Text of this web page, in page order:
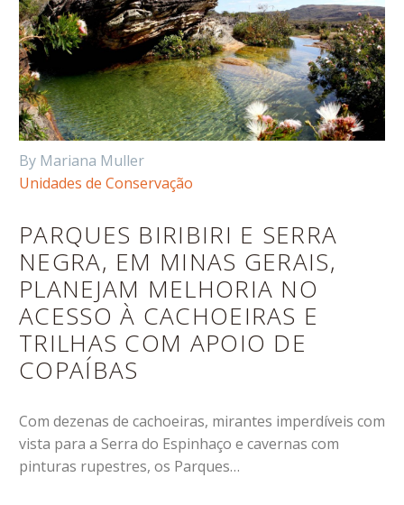
By Mariana Muller
Unidades de Conservação
PARQUES BIRIBIRI E SERRA
NEGRA, EM MINAS GERAIS,
PLANEJAM MELHORIA NO
ACESSO À CACHOEIRAS E
TRILHAS COM APOIO DE
COPAÍBAS
Com dezenas de cachoeiras, mirantes imperdíveis com
vista para a Serra do Espinhaço e cavernas com
pinturas rupestres, os Parques…